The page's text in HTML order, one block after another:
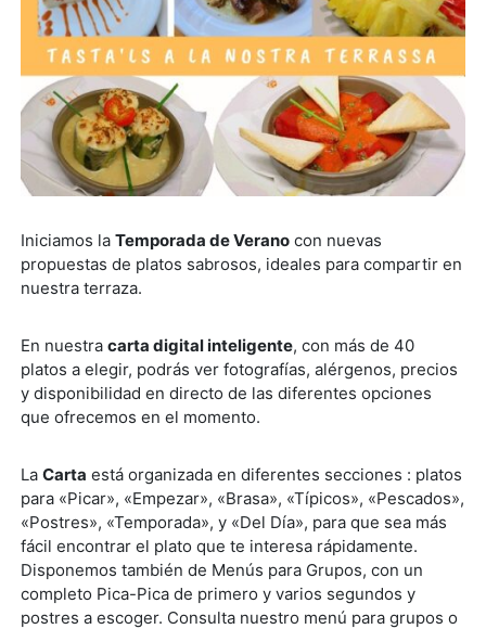
Iniciamos laTemporada de Verano con nuevas
propuestas de platos sabrosos, ideales para compartir en
nuestra terraza.
En nuestracarta digital inteligente, con más de 40
platos a elegir, podrás ver fotografías, alérgenos, precios
y disponibilidad en directo de las diferentes opciones
que ofrecemos en el momento.
LaCarta está organizada en diferentes secciones : platos
para «Picar», «Empezar», «Brasa», «Típicos», «Pescados»,
«Postres», «Temporada», y «Del Día», para que sea más
fácil encontrar el plato que te interesa rápidamente.
Disponemos también de Menús para Grupos, con un
completo Pica-Pica de primero y varios segundos y
postres a escoger. Consulta nuestro menú para grupos o